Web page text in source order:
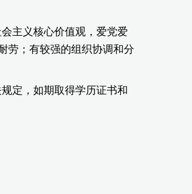
主义核心价值观，爱党爱
劳；有较强的组织协调和分
定，如期取得学历证书和